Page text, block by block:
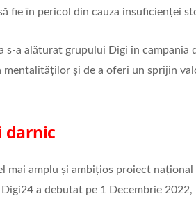
fie în pericol din cauza insuficienței
s-a alăturat grupului Digi în campania
mentalităților și de a oferi un sprijin
darnic
mai amplu și ambițios proiect
a debutat pe 1 Decembrie 2022,